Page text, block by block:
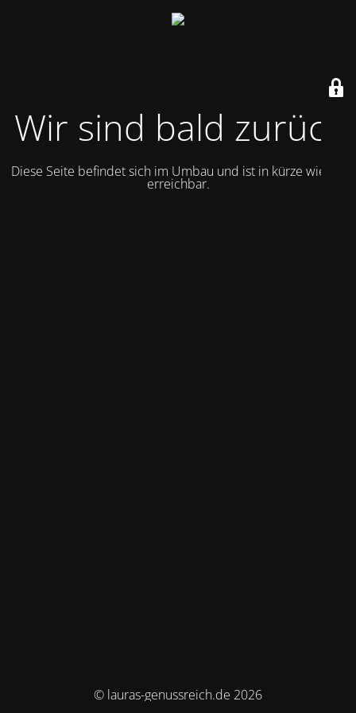
Wir sind bald zurück
Diese Seite befindet sich im Umbau und ist in kürze wieder
erreichbar.
© lauras-genussreich.de 2026